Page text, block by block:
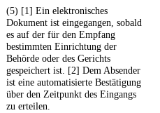
(5) [1] Ein elektronisches
Dokument ist eingegangen, sobald
es auf der für den Empfang
bestimmten Einrichtung der
Behörde oder des Gerichts
gespeichert ist. [2] Dem Absender
ist eine automatisierte Bestätigung
über den Zeitpunkt des Eingangs
zu erteilen.